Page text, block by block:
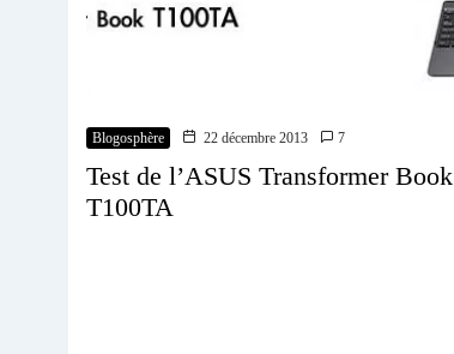
Blogosphère 22 décembre 2013 7
Test de l’ASUS Transformer Book
T100TA